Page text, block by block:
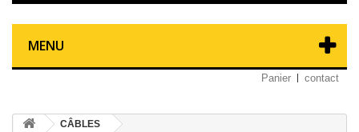
MENU
Panier contact
CÂBLES